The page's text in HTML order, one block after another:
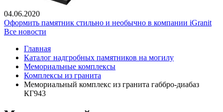
04.06.2020
Оформить памятник стильно и необычно в компании iGranit
Все новости
Главная
Каталог надгробных памятников на могилу
Мемориальные комплексы
Комплексы из гранита
Мемориальный комплекс из гранита габбро-диабаз
КГ943